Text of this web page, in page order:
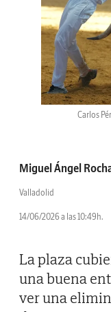
Carlos
Miguel Ángel
Valladolid
14/06/2026 a las 10:49h.
La plaza
una buena
ver una